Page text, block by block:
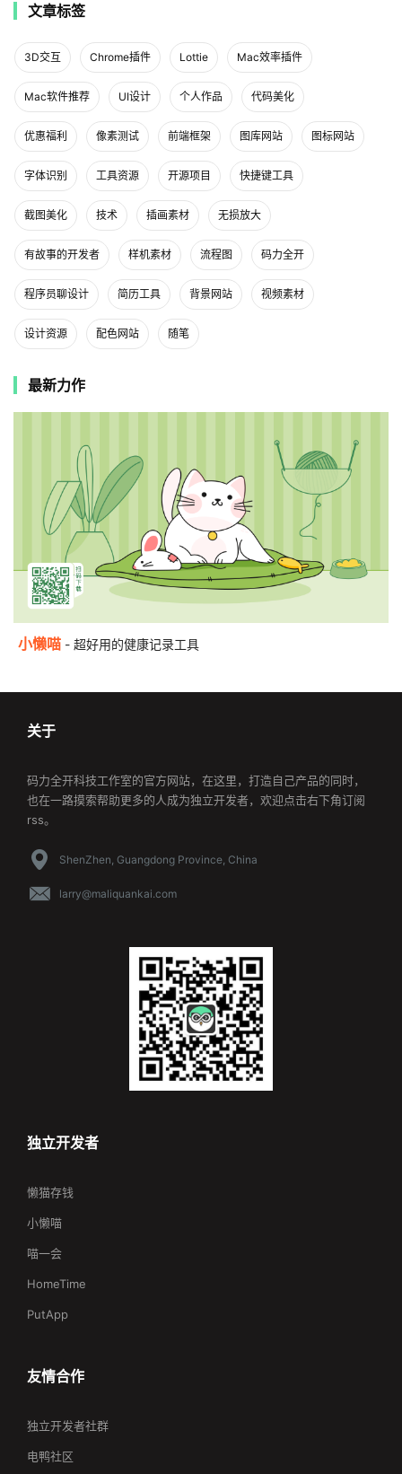
文章标签
3D交互 Chrome插件 Lottie Mac效率插件
Mac软件推荐 UI设计 个人作品 代码美化
优惠福利 像素测试 前端框架 图库网站 图标网站
字体识别 工具资源 开源项目 快捷键工具
截图美化 技术 插画素材 无损放大
有故事的开发者 样机素材 流程图 码力全开
程序员聊设计 简历工具 背景网站 视频素材
设计资源 配色网站 随笔
最新力作
小懒喵 - 超好用的健康记录工具
关于
码力全开科技工作室的官方网站，在这里，打造自己产品的同时，
也在一路摸索帮助更多的人成为独立开发者，欢迎点击右下角订阅
rss。
ShenZhen, Guangdong Province, China
larry@maliquankai.com
独立开发者
懒猫存钱
小懒喵
喵一会
HomeTime
PutApp
友情合作
独立开发者社群
电鸭社区